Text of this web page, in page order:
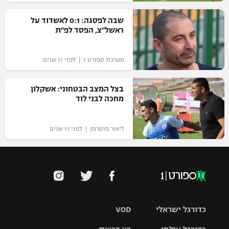
רשיון להקרנה פומבית לבית עסק
הצטרפות לחבילת הערוצים
לוח דרושים – ג'ובנט
תגיות
המגזין
שבה לפסגה: 0:1 לאשדוד על
ראשל"צ, הפסד לפ"ת
מערכת ספורט 1 | לפני 11 שנים
בצל המצב הבטחוני: אשקלון
מחכה לבני לוד
ליאור פוטרמן | לפני 11 שנים
VOD כדורגל ישראלי